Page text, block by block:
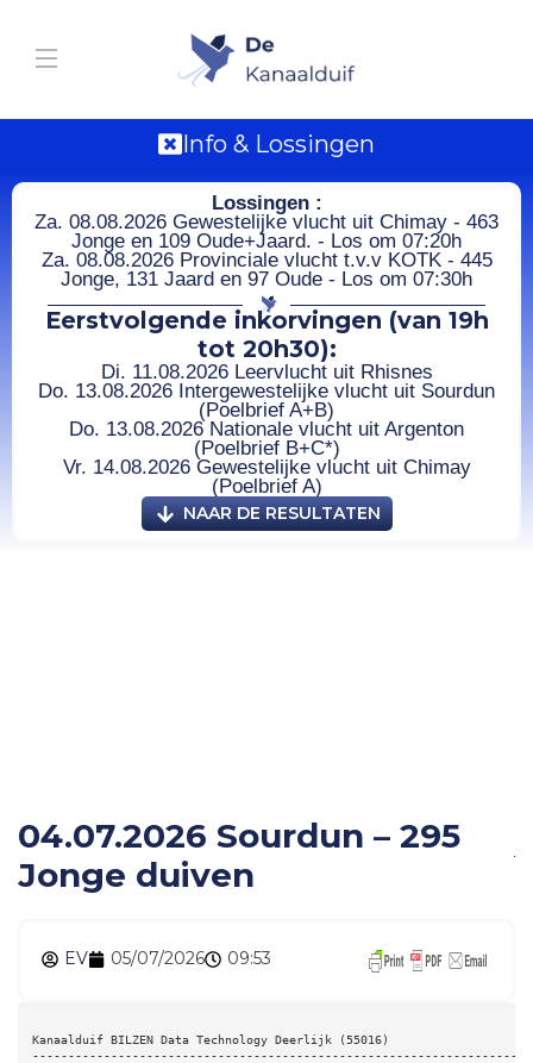
Info & Lossingen
Lossingen :
Za. 08.08.2026 Gewestelijke vlucht uit Chimay - 463
Jonge en 109 Oude+Jaard. - Los om 07:20h
Za. 08.08.2026 Provinciale vlucht t.v.v KOTK - 445
Jonge, 131 Jaard en 97 Oude - Los om 07:30h
Eerstvolgende inkorvingen (van 19h
tot 20h30):
Di. 11.08.2026 Leervlucht uit Rhisnes
Do. 13.08.2026 Intergewestelijke vlucht uit Sourdun
(Poelbrief A+B)
Do. 13.08.2026 Nationale vlucht uit Argenton
(Poelbrief B+C*)
Vr. 14.08.2026 Gewestelijke vlucht uit Chimay
(Poelbrief A)
NAAR DE RESULTATEN
04.07.2026 Sourdun – 295
Jonge duiven
EV 05/07/2026 09:53
Kanaalduif BILZEN Data Technology Deerlijk (55016)